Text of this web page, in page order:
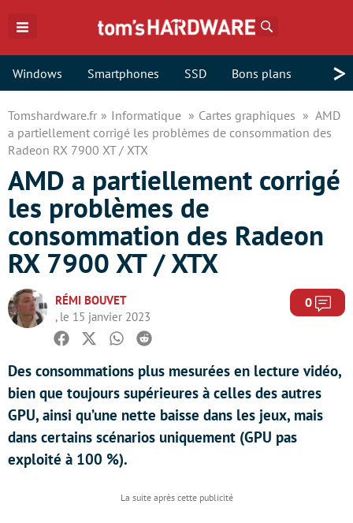
Windows Smartphones SSD Bons plans >
Tomshardware.fr Informatique Cartes graphiques
AMD
a partiellement corrigé les problèmes de consommation des
Radeon RX 7900 XT / XTX
AMD a partiellement corrigé
les problèmes de
consommation des Radeon
RX 7900 XT / XTX
RÉMI BOUVET
, le 15 janvier 2023
0
Facebook
TwitterWhatsapp
Reddit
Des consommations plus mesurées en lecture vidéo,
bien que toujours supérieures à celles des autres
GPU, ainsi qu’une nette baisse dans les jeux, mais
dans certains scénarios uniquement (GPU pas
exploité à 100 %).